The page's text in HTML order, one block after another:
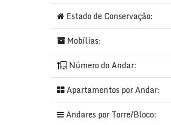
Bicicletário
Burger King
Cinemas
Circuito de TV
Condomínio Fechado
Copa
Localização Premium:
Barra Sul oferece uma
Estado de Conservação:
Mobílias:
Número do Andar:
Apartamentos por Andar:
Andares por Torre/Bloco: